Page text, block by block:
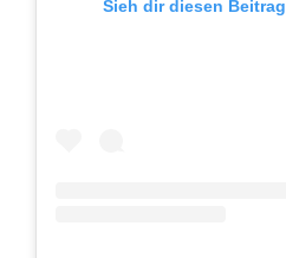
Sieh dir diesen